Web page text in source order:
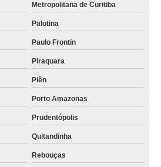
Metropolitana de Curitiba
Palotina
Paulo Frontin
Piraquara
Piên
Porto Amazonas
Prudentópolis
Quitandinha
Rebouças